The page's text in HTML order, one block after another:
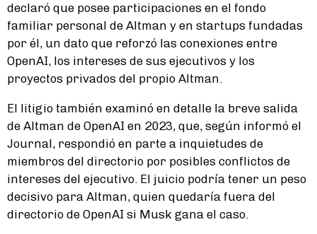
declaró que posee participaciones en el fondo
familiar personal de Altman y en startups fundadas
por él, un dato que reforzó las conexiones entre
OpenAI, los intereses de sus ejecutivos y los
proyectos privados del propio Altman.
El litigio también examinó en detalle la breve salida
de Altman de OpenAI en 2023, que, según informó el
Journal, respondió en parte a inquietudes de
miembros del directorio por posibles conflictos de
intereses del ejecutivo. El juicio podría tener un peso
decisivo para Altman, quien quedaría fuera del
directorio de OpenAI si Musk gana el caso.